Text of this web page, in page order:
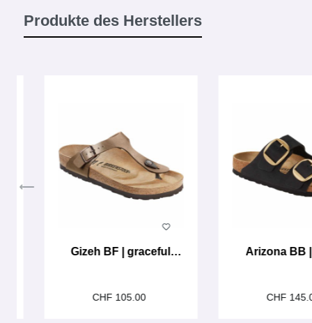
Produkte des Herstellers
Gizeh BF | graceful
CHF 105.00
Arizona BB
CHF